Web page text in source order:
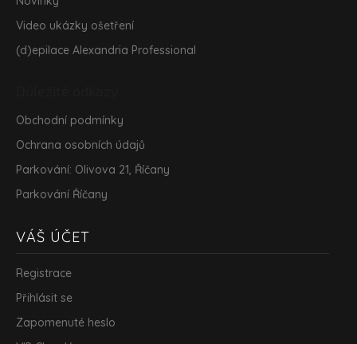
Video ukázky ošetření
(d)epilace Alexandria Professional
Obchodní podmínky
Ochrana osobních údajů
Parkování: Olivova 21, Říčany
Parkování Říčany
VÁŠ ÚČET
Registrace
Přihlásit se
Zapomenuté heslo